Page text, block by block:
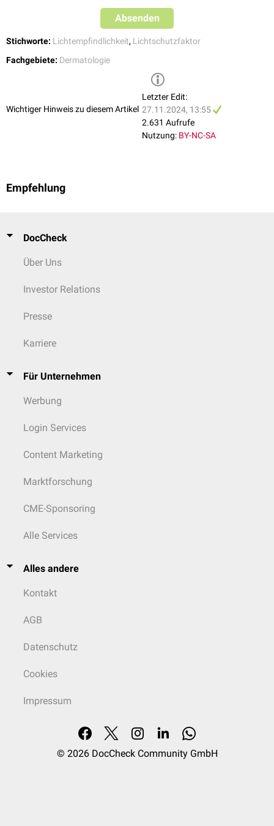
Absenden
Stichworte: Lichtempfindlichkeit, Lichtschutzfaktor
Fachgebiete: Dermatologie
Wichtiger Hinweis zu diesem Artikel
Letzter Edit:
27.11.2024, 13:55
2.631 Aufrufe
Nutzung: BY-NC-SA
Empfehlung
DocCheck
Über Uns
Investor Relations
Presse
Karriere
Für Unternehmen
Werbung
Login Services
Content Marketing
Marktforschung
CME-Sponsoring
Alle Services
Alles andere
Kontakt
AGB
Datenschutz
Cookies
Impressum
© 2026 DocCheck Community GmbH